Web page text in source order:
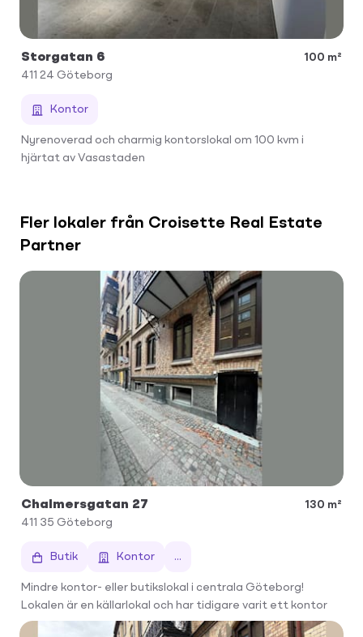
Storgatan 6
100 m²
411 24 Göteborg
Kontor
Nyrenoverad och charmig kontorslokal om 100 kvm i
hjärtat av Vasastaden
Fler lokaler från Croisette Real Estate
Partner
Chalmersgatan 27
130 m²
411 35 Göteborg
Butik Kontor ...
Mindre kontor- eller butikslokal i centrala Göteborg!
Lokalen är en källarlokal och har tidigare varit ett kontor